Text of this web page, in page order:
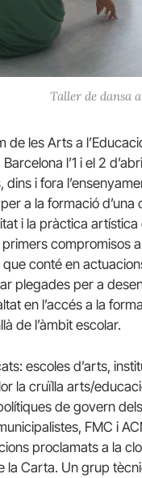
Taller de dansa
de les Arts a
l’1 i el 2
i fora
a la formació d’una
i la pràctica artística
compromisos
conté en
plegades per a
en l’accés a la
de l’àmbit escolar.
escoles d’arts,
la cruïlla arts/
de govern
FMC i
proclamats a la
la Carta. Un grup